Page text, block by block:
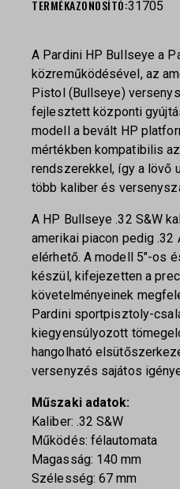
TERMÉKAZONOSÍTÓ:31705
A Pardini HP Bullseye a
közreműködésével, az
Pistol (Bullseye)
fejlesztett központi
modell a bevált HP
mértékben kompatibilis
rendszerekkel, így a lövő
több kaliber és
A HP Bullseye .32 S&W
amerikai piacon pedig .32
elérhető. A modell 5″-os
készül, kifejezetten a
követelményeinek
Pardini sportpisztoly-
kiegyensúlyozott
hangolható
versenyzés sajátos
Műszaki adatok:
Kaliber: .32 S&W
Működés: félautomata
Magasság: 140 mm
Szélesség: 67 mm